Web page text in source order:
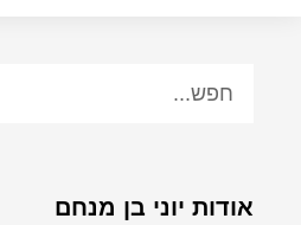
אודות יוני בן מנחם